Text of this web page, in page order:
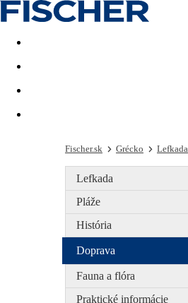
Last minute Dovolenkové kluby
Fischer.sk Grécko Lefkada
Lefkada
Pláže
História
Doprava
Fauna a flóra
Praktické informácie